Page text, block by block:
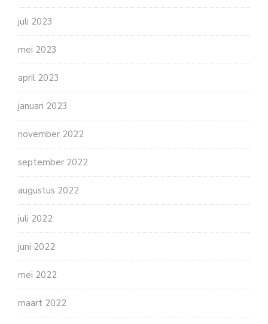
juli 2023
mei 2023
april 2023
januari 2023
november 2022
september 2022
augustus 2022
juli 2022
juni 2022
mei 2022
maart 2022